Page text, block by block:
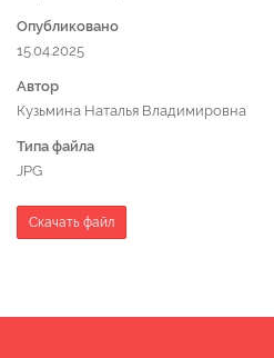
Опубликовано
15.04.2025
Автор
Кузьмина Наталья Владимировна
Типа файла
JPG
Скачать файл